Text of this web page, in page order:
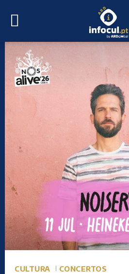
CULTURA CONCERTOS